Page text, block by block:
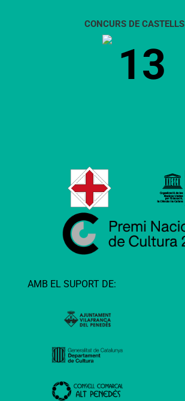
CONCURS DE CASTELLS
13
AMB EL SUPORT DE: